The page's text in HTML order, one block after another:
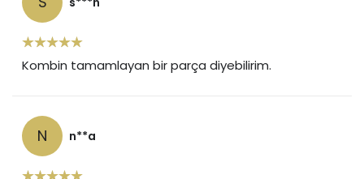
Kombin tamamlayan bir parça diyebilirim.
N n**a